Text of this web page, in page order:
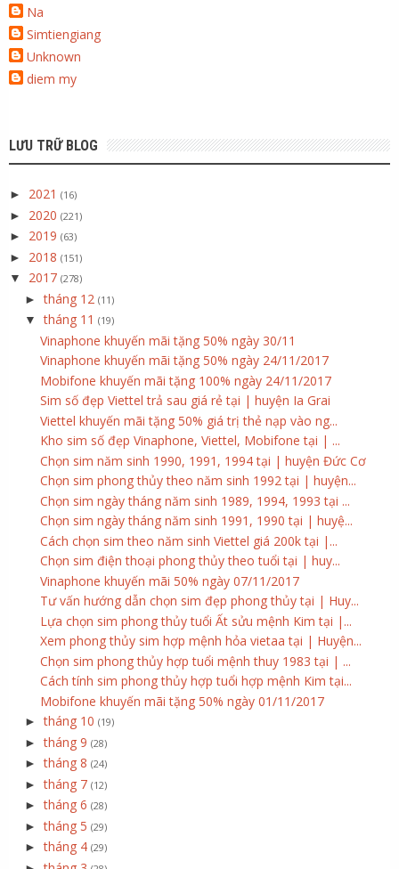
Na
Simtiengiang
Unknown
diem my
LƯU TRỮ BLOG
► 2021 (16)
► 2020 (221)
► 2019 (63)
► 2018 (151)
▼ 2017 (278)
►tháng 12 (11)
▼tháng 11 (19)
Vinaphone khuyến mãi tặng 50% ngày 30/11
Vinaphone khuyến mãi tặng 50% ngày 24/11/2017
Mobifone khuyến mãi tặng 100% ngày 24/11/2017
Sim số đẹp Viettel trả sau giá rẻ tại | huyện Ia Grai
Viettel khuyến mãi tặng 50% giá trị thẻ nạp vào ng...
Kho sim số đẹp Vinaphone, Viettel, Mobifone tại | ...
Chọn sim năm sinh 1990, 1991, 1994 tại | huyện Đức Cơ
Chọn sim phong thủy theo năm sinh 1992 tại | huyện...
Chọn sim ngày tháng năm sinh 1989, 1994, 1993 tại ...
Chọn sim ngày tháng năm sinh 1991, 1990 tại | huyệ...
Cách chọn sim theo năm sinh Viettel giá 200k tại |...
Chọn sim điện thoại phong thủy theo tuổi tại | huy...
Vinaphone khuyến mãi 50% ngày 07/11/2017
Tư vấn hướng dẫn chọn sim đẹp phong thủy tại | Huy...
Lựa chọn sim phong thủy tuổi Ất sửu mệnh Kim tại |...
Xem phong thủy sim hợp mệnh hỏa vietaa tại | Huyện...
Chọn sim phong thủy hợp tuổi mệnh thuy 1983 tại | ...
Cách tính sim phong thủy hợp tuổi hợp mệnh Kim tại...
Mobifone khuyến mãi tặng 50% ngày 01/11/2017
►tháng 10 (19)
►tháng 9 (28)
►tháng 8 (24)
►tháng 7 (12)
►tháng 6 (28)
►tháng 5 (29)
►tháng 4 (29)